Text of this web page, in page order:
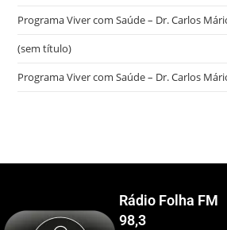
Programa Viver com Saúde – Dr. Carlos
(sem título)
Programa Viver com Saúde – Dr. Carlos
Rádio Folha FM
98,3